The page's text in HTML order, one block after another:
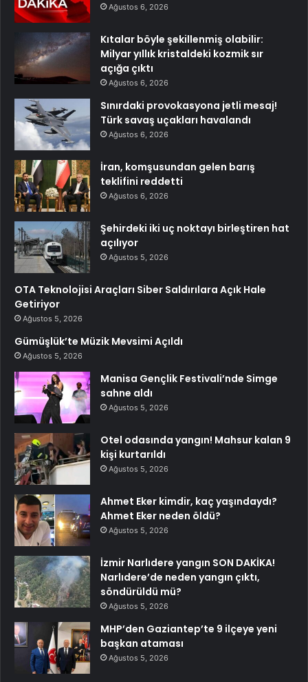
Ağustos 6, 2026
Kıtalar böyle şekillenmiş olabilir:
Milyar yıllık kristaldeki kozmik sır
açığa çıktı
Ağustos 6, 2026
Sınırdaki provokasyona jetli mesaj!
Türk savaş uçakları havalandı
Ağustos 6, 2026
İran, komşusundan gelen barış
teklifini reddetti
Ağustos 6, 2026
Şehirdeki iki uç noktayı birleştiren hat
açılıyor
Ağustos 5, 2026
OTA Teknolojisi Araçları Siber Saldırılara Açık Hale
Getiriyor
Ağustos 5, 2026
Gümüşlük’te Müzik Mevsimi Açıldı
Ağustos 5, 2026
Manisa Gençlik Festivali’nde Simge
sahne aldı
Ağustos 5, 2026
Otel odasında yangın! Mahsur kalan 9
kişi kurtarıldı
Ağustos 5, 2026
Ahmet Eker kimdir, kaç yaşındaydı?
Ahmet Eker neden öldü?
Ağustos 5, 2026
İzmir Narlıdere yangın SON DAKİKA!
Narlıdere’de neden yangın çıktı,
söndürüldü mü?
Ağustos 5, 2026
MHP’den Gaziantep’te 9 ilçeye yeni
başkan ataması
Ağustos 5, 2026